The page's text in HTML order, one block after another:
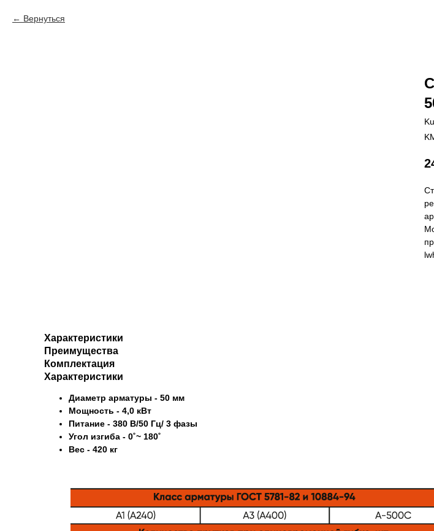
Вернуться
Характеристики
Преимущества
Комплектация
Характеристики
Диаметр арматуры - 50 мм
Мощность - 4,0 кВт
Питание - 380 В/50 Гц/ 3 фазы
Угол изгиба - 0˚~ 180˚
Вес - 420 кг